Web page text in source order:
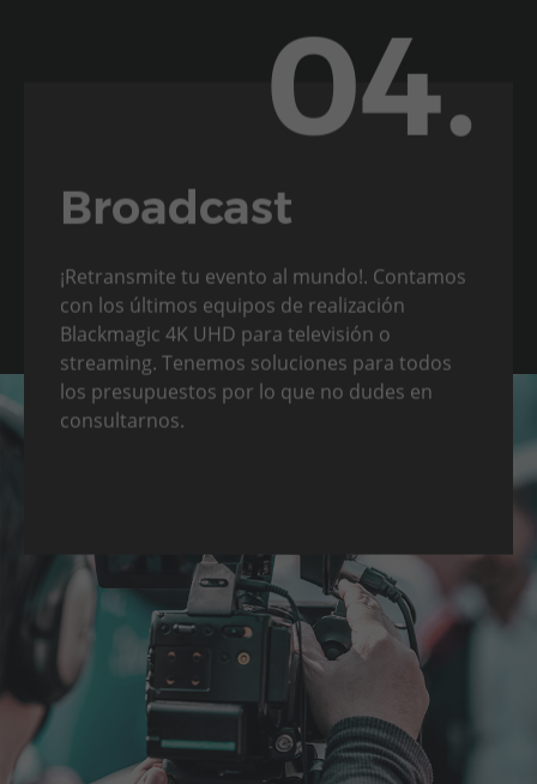
04.
Broadcast
¡Retransmite tu evento al mundo!. Contamos
con los últimos equipos de realización
Blackmagic 4K UHD para televisión o
streaming. Tenemos soluciones para todos
los presupuestos por lo que no dudes en
consultarnos.